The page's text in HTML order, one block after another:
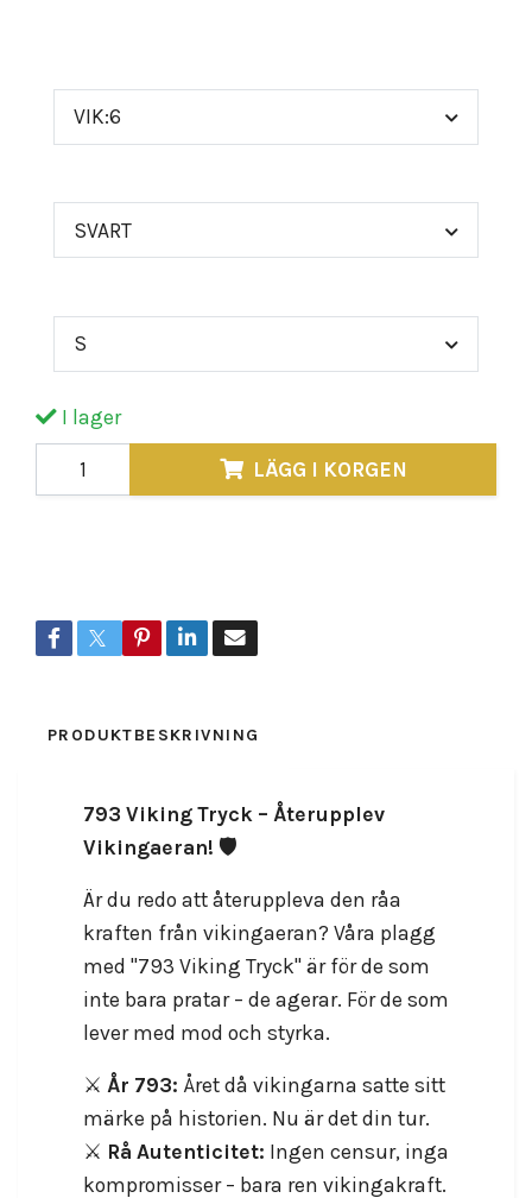
VIK:6
SVART
S
I lager
LÄGG I KORGEN
PRODUKTBESKRIVNING
793 Viking Tryck – Återupplev
Vikingaeran! 🛡️
Är du redo att återuppleva den råa
kraften från vikingaeran? Våra plagg
med "793 Viking Tryck" är för de som
inte bara pratar – de agerar. För de som
lever med mod och styrka.
⚔️ År 793: Året då vikingarna satte sitt
märke på historien. Nu är det din tur.
⚔️ Rå Autenticitet: Ingen censur, inga
kompromisser – bara ren vikingakraft.